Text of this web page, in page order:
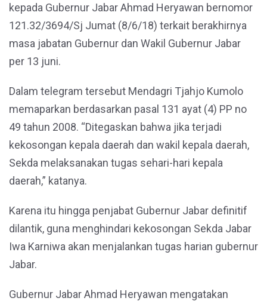
kepada Gubernur Jabar Ahmad Heryawan bernomor
121.32/3694/Sj Jumat (8/6/18) terkait berakhirnya
masa jabatan Gubernur dan Wakil Gubernur Jabar
per 13 juni.
Dalam telegram tersebut Mendagri Tjahjo Kumolo
memaparkan berdasarkan pasal 131 ayat (4) PP no
49 tahun 2008. “Ditegaskan bahwa jika terjadi
kekosongan kepala daerah dan wakil kepala daerah,
Sekda melaksanakan tugas sehari-hari kepala
daerah,” katanya.
Karena itu hingga penjabat Gubernur Jabar definitif
dilantik, guna menghindari kekosongan Sekda Jabar
Iwa Karniwa akan menjalankan tugas harian gubernur
Jabar.
Gubernur Jabar Ahmad Heryawan mengatakan